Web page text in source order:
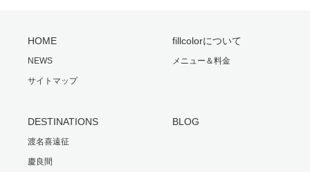
HOME
NEWS
サイトマップ
fillcolorについて
メニュー＆料金
DESTINATIONS
渡名喜遠征
慶良間
BLOG